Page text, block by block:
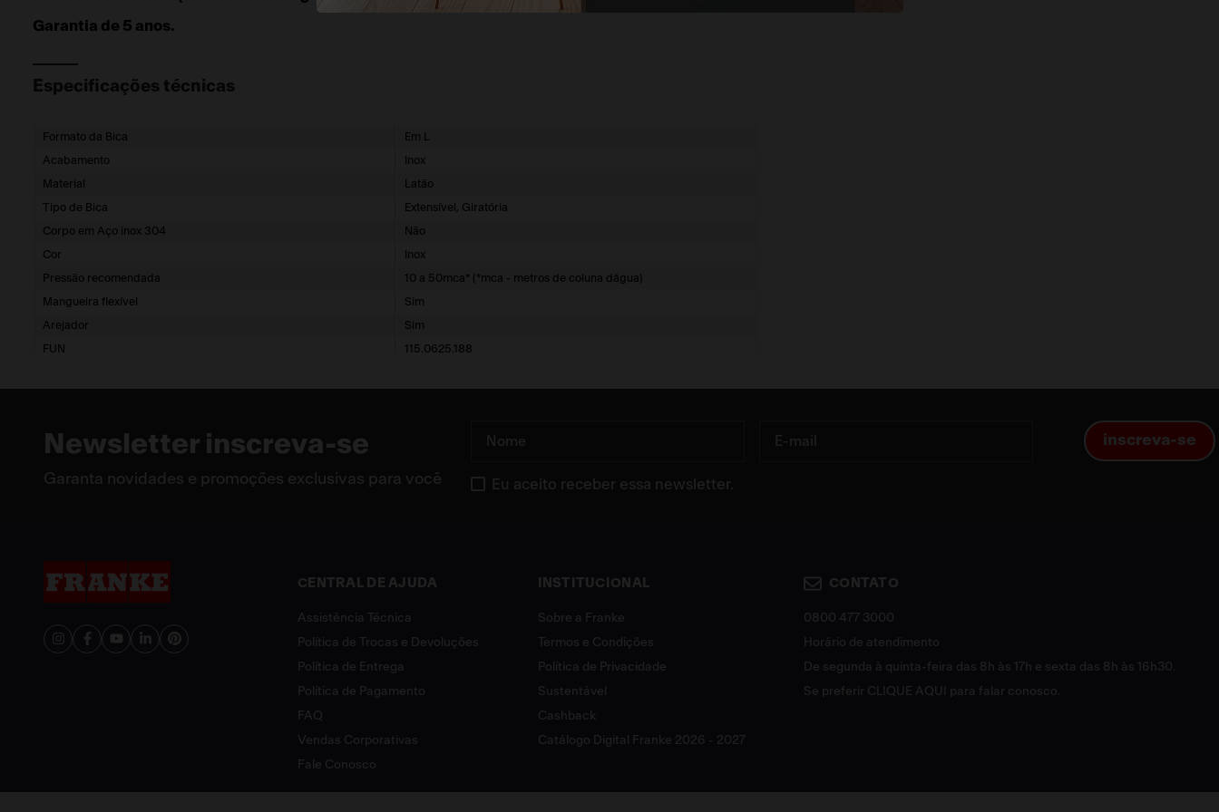
Garantia de 5 anos.
Especificações técnicas
Formato da Bica Em L
Acabamento Inox
Material Latão
Tipo de Bica Extensível, Giratória
Corpo em Aço inox 304 Não
Cor Inox
Pressão recomendada 10 a 50mca* (*mca - metros de coluna dágua)
Mangueira flexível Sim
Arejador Sim
FUN 115.0625.188
Newsletter inscreva-se
Garanta novidades e promoções exclusivas para você
inscreva-se
Eu aceito receber essa newsletter.
CENTRAL DE AJUDA
Assistência Técnica
Política de Trocas e Devoluções
Política de Entrega
Política de Pagamento
FAQ
Vendas Corporativas
Fale Conosco
INSTITUCIONAL
Sobre a Franke
Termos e Condições
Política de Privacidade
Sustentável
Cashback
Catálogo Digital Franke 2026 - 2027
CONTATO
0800 477 3000
Horário de atendimento
De segunda à quinta-feira das 8h às 17h e sexta das 8h às 16h30.
Se preferir CLIQUE AQUI para falar conosco.